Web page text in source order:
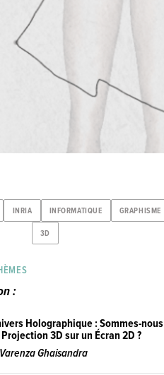
INRIA INFORMATIQUE GRAPHISME
3D
:
Holographique : Sommes-nous
3D sur un Écran 2D ?
Varenza Ghaisandra